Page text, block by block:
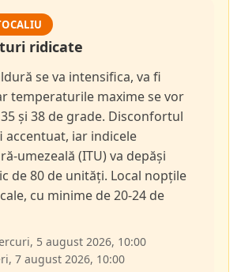
ridicate
se va intensifica, va fi
temperaturile maxime se vor
și 38 de grade. Disconfortul
accentuat, iar indicele
umezeală (ITU) va depăși
de 80 de unități. Local nopțile
cu minime de 20-24 de
5 august 2026, 10:00
7 august 2026, 10:00